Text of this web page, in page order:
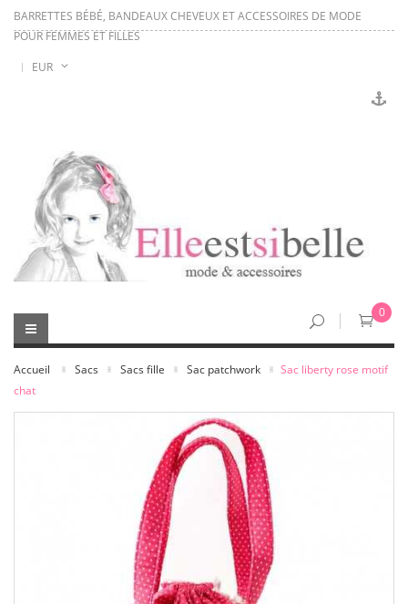
BARRETTES BÉBÉ, BANDEAUX CHEVEUX ET ACCESSOIRES DE MODE
POUR FEMMES ET FILLES
EUR
0
Accueil Sacs Sacs fille Sac patchwork
Sac liberty rose motif
chat